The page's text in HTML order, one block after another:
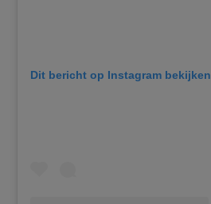
Dit bericht op Instagram bekijken